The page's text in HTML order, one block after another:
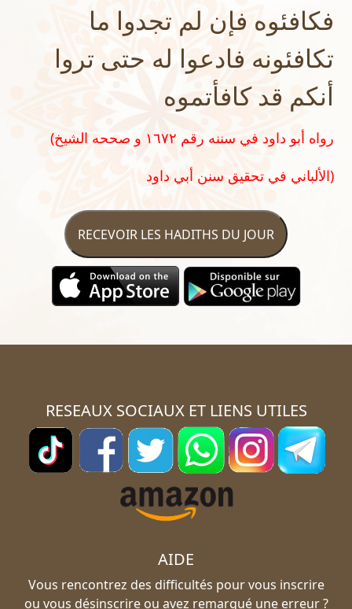
فكافئوه فإن لم تجدوا ما
تكافئونه فادعوا له حتى تروا
أنكم قد كافأتموه
(رواه أبو داود في سننه رقم ١٦٧٢ و صححه الشيخ
الألباني في تحقيق سنن أبي داود)
RECEVOIR LES HADITHS DU JOUR
RESEAUX SOCIAUX ET LIENS UTILES
AIDE
Vous rencontrez des difficultés pour vous inscrire
ou vous désinscrire ou avez remarqué une erreur ?